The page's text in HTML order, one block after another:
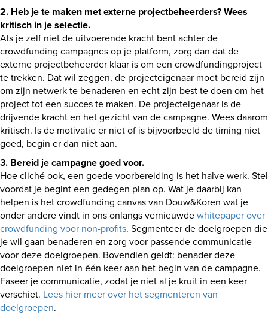
2. Heb je te maken met externe projectbeheerders? Wees
kritisch in je selectie.
Als je zelf niet de uitvoerende kracht bent achter de
crowdfunding campagnes op je platform, zorg dan dat de
externe projectbeheerder klaar is om een crowdfundingproject
te trekken. Dat wil zeggen, de projecteigenaar moet bereid zijn
om zijn netwerk te benaderen en echt zijn best te doen om het
project tot een succes te maken. De projecteigenaar is de
drijvende kracht en het gezicht van de campagne. Wees daarom
kritisch. Is de motivatie er niet of is bijvoorbeeld de timing niet
goed, begin er dan niet aan.
3. Bereid je campagne goed voor.
Hoe cliché ook, een goede voorbereiding is het halve werk. Stel
voordat je begint een gedegen plan op. Wat je daarbij kan
helpen is het crowdfunding canvas van Douw&Koren wat je
onder andere vindt in ons onlangs vernieuwdewhitepaper over
crowdfunding voor non-profits. Segmenteer de doelgroepen die
je wil gaan benaderen en zorg voor passende communicatie
voor deze doelgroepen. Bovendien geldt: benader deze
doelgroepen niet in één keer aan het begin van de campagne.
Faseer je communicatie, zodat je niet al je kruit in een keer
verschiet. Lees hier meer over het segmenteren van
doelgroepen.